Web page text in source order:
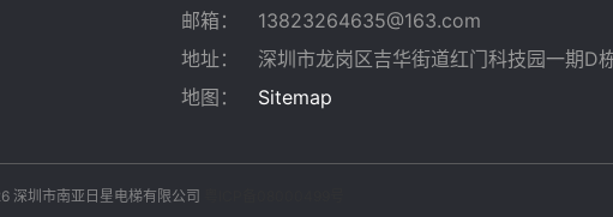
邮箱：
13823264635@163.com
地址：
深圳市龙岗区吉华街道红门科技园一期D
地图：
Sitemap
深圳市南亚日星电梯有限公司